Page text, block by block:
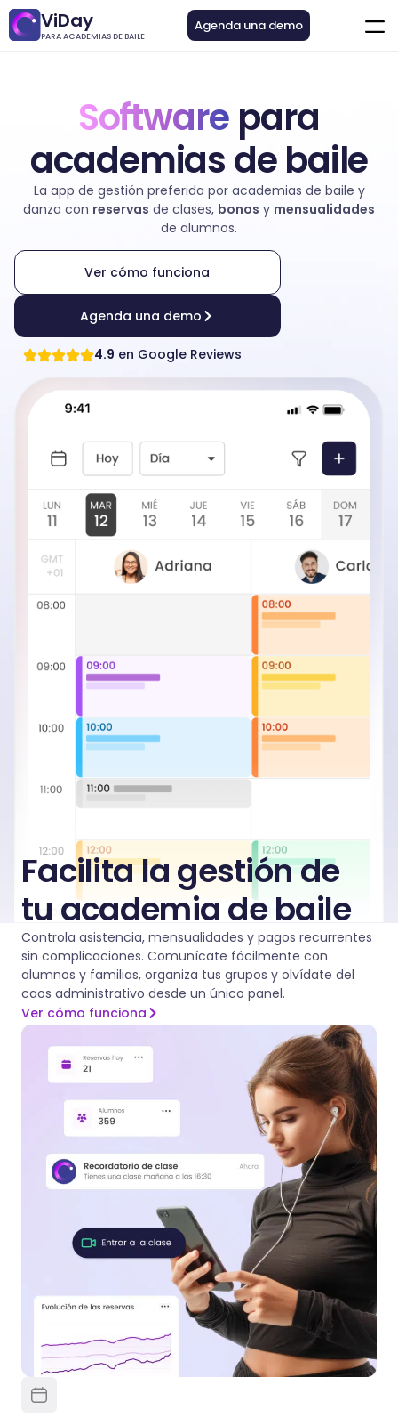
ViDay
PARA ACADEMIAS DE BAILE
Agenda una demo
Software para
academias de baile
La app de gestión preferida por academias de baile y
danza con reservas de clases, bonos y mensualidades
de alumnos.
Ver cómo funciona
Agenda una demo
4.9 en Google Reviews
Facilita la gestión de
tu academia de baile
Controla asistencia, mensualidades y pagos recurrentes
sin complicaciones. Comunícate fácilmente con
alumnos y familias, organiza tus grupos y olvídate del
caos administrativo desde un único panel.
Ver cómo funciona